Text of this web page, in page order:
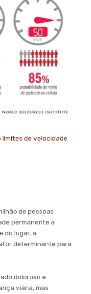
de velocidade
de pessoas
permanente a
do lugar, a
determinante para
doloroso e
viária, mas